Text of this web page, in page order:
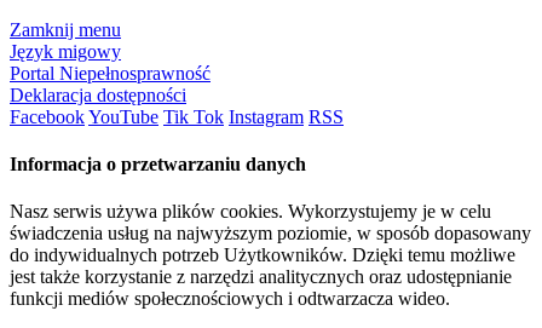
Zamknij menu
Język migowy
Portal Niepełnosprawność
Deklaracja dostępności
FacebookYouTube Tik Tok Instagram RSS
Informacja o przetwarzaniu danych
Nasz serwis używa plików cookies. Wykorzystujemy je w celu
świadczenia usług na najwyższym poziomie, w sposób dopasowany
do indywidualnych potrzeb Użytkowników. Dzięki temu możliwe
jest także korzystanie z narzędzi analitycznych oraz udostępnianie
funkcji mediów społecznościowych i odtwarzacza wideo.